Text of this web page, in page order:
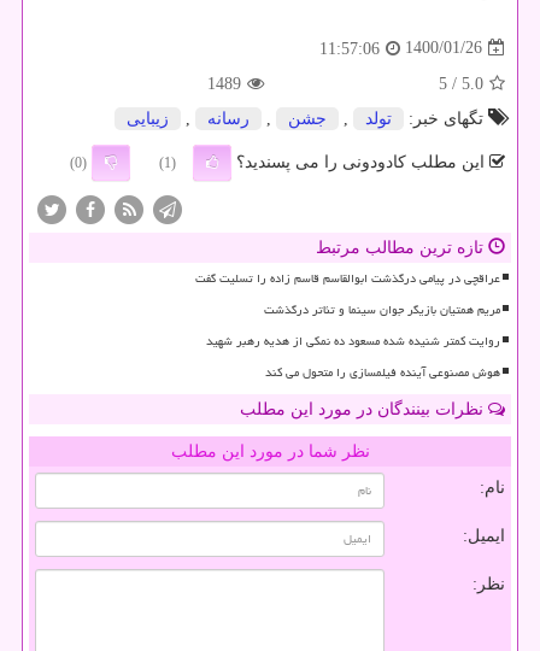
1400/01/26
11:57:06
5.0
/ 5
1489
تگهای خبر:
تولد جشن رسانه زیبایی
این مطلب کادودونی را می پسندید؟ (1)
(0)
تازه ترین مطالب مرتبط
عراقچی در پیامی درگذشت ابوالقاسم قاسم زاده را تسلیت گفت
مریم همتیان بازیگر جوان سینما و تئاتر درگذشت
روایت کمتر شنیده شده مسعود ده نمکی از هدیه رهبر شهید
هوش مصنوعی آینده فیلمسازی را متحول می کند
نظرات بینندگان در مورد این مطلب
نظر شما در مورد این مطلب
نام:
ایمیل:
نظر: